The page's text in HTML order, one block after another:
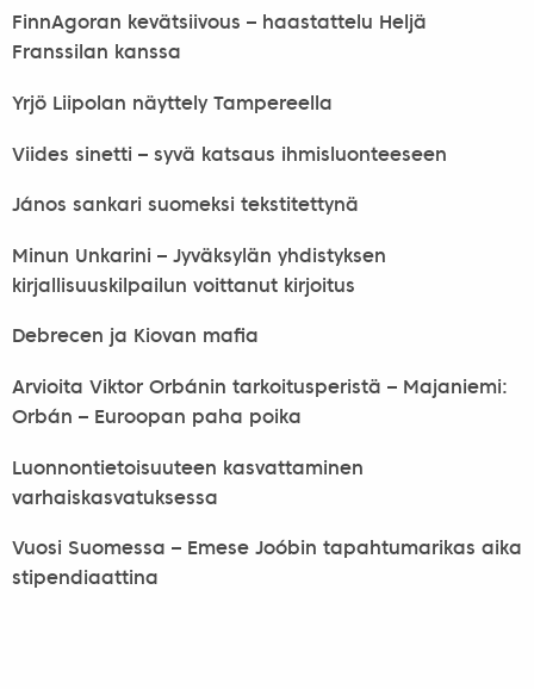
FinnAgoran kevätsiivous – haastattelu Heljä
Franssilan kanssa
Yrjö Liipolan näyttely Tampereella
Viides sinetti – syvä katsaus ihmisluonteeseen
János sankari suomeksi tekstitettynä
Minun Unkarini – Jyväksylän yhdistyksen
kirjallisuuskilpailun voittanut kirjoitus
Debrecen ja Kiovan mafia
Arvioita Viktor Orbánin tarkoitusperistä – Majaniemi:
Orbán – Euroopan paha poika
Luonnontietoisuuteen kasvattaminen
varhaiskasvatuksessa
Vuosi Suomessa – Emese Joóbin tapahtumarikas aika
stipendiaattina